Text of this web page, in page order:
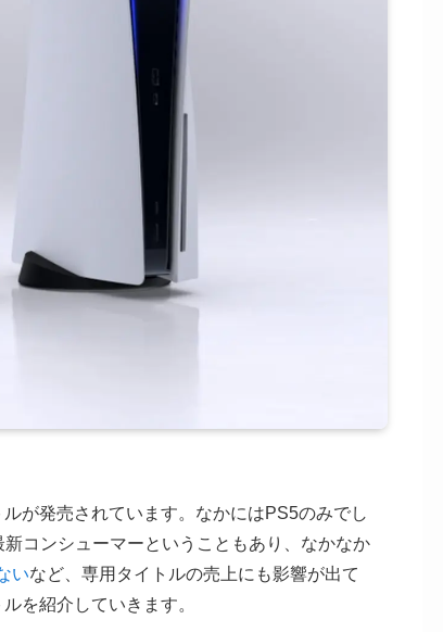
が発売されています。なかにはPS5のみでし
コンシューマーということもあり、なかなか
いなど、専用タイトルの売上にも影響が出て
を紹介していきます。